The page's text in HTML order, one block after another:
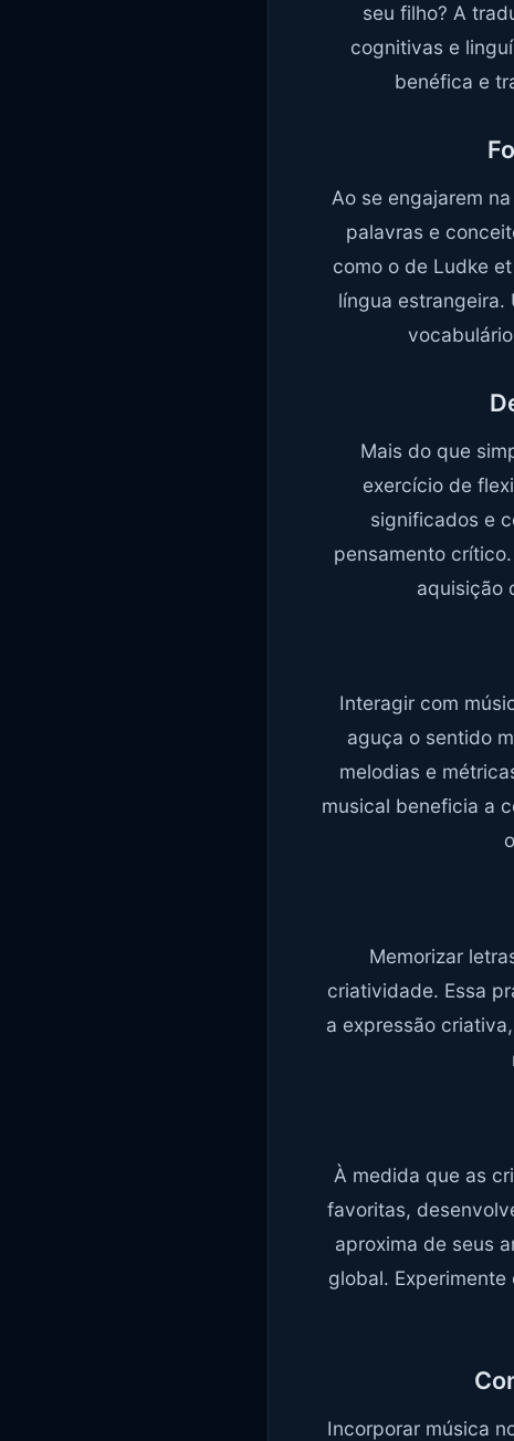
seu filho? A
cognitivas e
benéfica e
Ao se engajarem
palavras e
como o de Ludke
língua estrangeira.
Mais do que
exercício de
significados e
pensamento
aquisição
Interagir com
aguça o sentido
melodias e
musical beneficia a
Memorizar
criatividade. Essa
a expressão
À medida que as
favoritas,
aproxima de seus
global. Experimente
Incorporar música